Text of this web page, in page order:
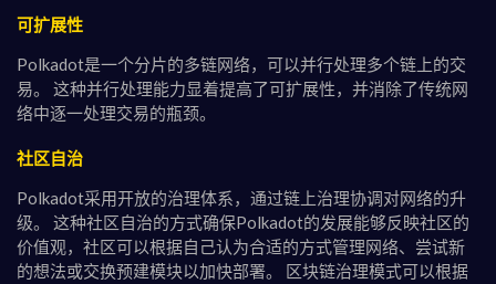
可扩展性
Polkadot是一个分片的多链网络，可以并行处理多个链上的交
易。 这种并行处理能力显着提高了可扩展性，并消除了传统网
络中逐一处理交易的瓶颈。
社区自治
Polkadot采用开放的治理体系，通过链上治理协调对网络的升
级。 这种社区自治的方式确保Polkadot的发展能够反映社区的
价值观，社区可以根据自己认为合适的方式管理网络、尝试新
的想法或交换预建模块以加快部署。 区块链治理模式可以根据